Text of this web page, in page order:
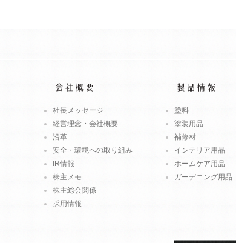
社長メッセージ
経営理念・会社概要
沿革
安全・環境への取り組み
IR情報
株主メモ
株主総会関係
採用情報
塗料
塗装用品
補修材
インテリア用品
ホームケア用品
ガーデニング用品